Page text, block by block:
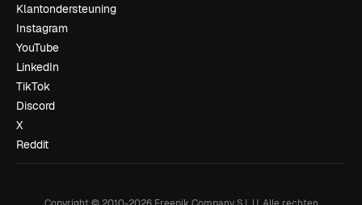
Klantondersteuning
Instagram
YouTube
LinkedIn
TikTok
Discord
X
Reddit